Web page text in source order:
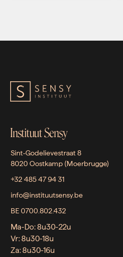
Instituut Sensy
Sint-Godelievestraat 8
8020 Oostkamp (Moerbrugge)
+32 485 47 94 31
info@instituutsensy.be
BE 0700.802.432
Ma-Do: 8u30-22u
Vr: 8u30-18u
Za: 8u30-16u